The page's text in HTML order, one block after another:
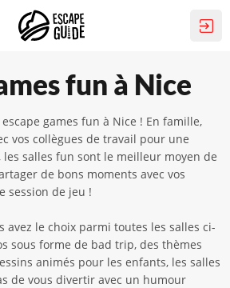
fun à Nice
games fun à Nice ! En famille,
vos collègues de travail pour une
salles fun sont le meilleur moyen de
de bons moments avec vos
session de jeu !
avez le choix parmi toutes les salles ci-
sous forme de bad trip, des thèmes
animés pour les enfants, les salles
de vous divertir avec un humour